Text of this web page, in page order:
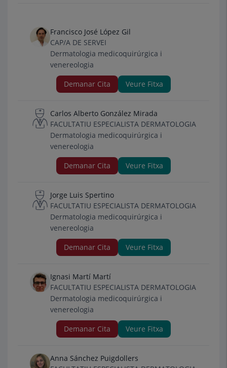
Francisco José López Gil
CAP/A DE SERVEI
Dermatologia medicoquirúrgica i
venereologia
Demanar Cita
Veure Fitxa
Carlos Alberto González Mirada
FACULTATIU ESPECIALISTA DERMATOLOGIA
Dermatologia medicoquirúrgica i
venereologia
Demanar Cita
Veure Fitxa
Jorge Luis Spertino
FACULTATIU ESPECIALISTA DERMATOLOGIA
Dermatologia medicoquirúrgica i
venereologia
Demanar Cita
Veure Fitxa
Ignasi Martí Martí
FACULTATIU ESPECIALISTA DERMATOLOGIA
Dermatologia medicoquirúrgica i
venereologia
Demanar Cita
Veure Fitxa
Anna Sánchez Puigdollers